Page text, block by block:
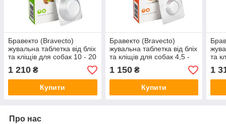
Бравекто (Bravecto)
жувальна таблетка від бліх
та кліщів для собак 10 - 20
1 210 ₴
Купити
Бравекто (Bravecto)
жувальна таблетка від бліх
та кліщів для собак 4,5 -
1 150₴
Купити
та
1
Про нас